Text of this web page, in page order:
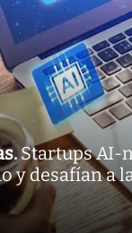
.Startups AI-
y desafían a